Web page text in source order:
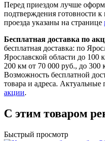
Перед приездом лучше
подтверждения готовности
проезда указаны на странице
Бесплатная доставка по
бесплатная доставка: по
Ярославской области до 100
200 км от 70 000 руб., до 300
Возможность бесплатной
товара и адреса.
акции.
С этим товаром
Быстрый просмотр